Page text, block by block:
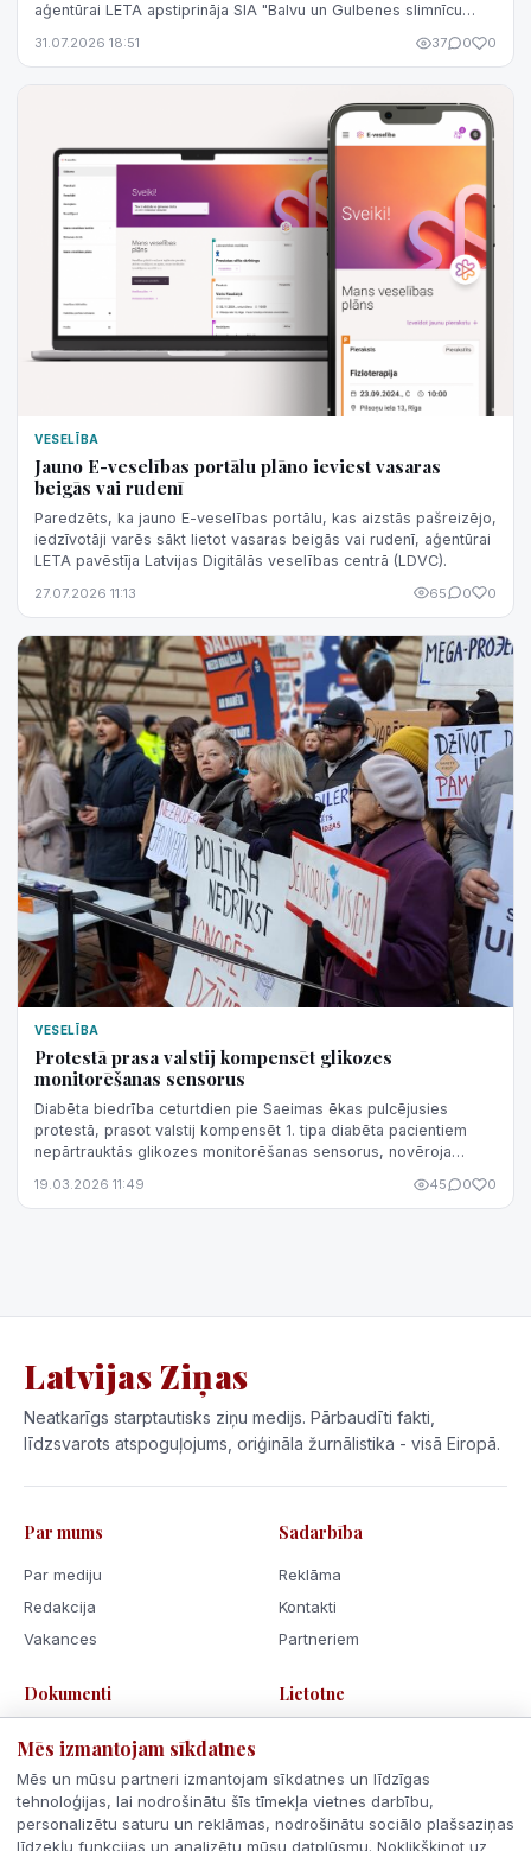
aģentūrai LETA apstiprināja SIA "Balvu un Gulbenes slimnīcu
31.07.2026 18:51 37 0 0
VESELĪBA
Jauno E-veselības portālu plāno ieviest vasaras
beigās vai rudenī
Paredzēts, ka jauno E-veselības portālu, kas aizstās pašreizējo,
iedzīvotāji varēs sākt lietot vasaras beigās vai rudenī, aģentūrai
LETA pavēstīja Latvijas Digitālās veselības centrā (LDVC).
27.07.2026 11:13 65 0 0
VESELĪBA
Protestā prasa valstij kompensēt glikozes
monitorēšanas sensorus
Diabēta biedrība ceturtdien pie Saeimas ēkas pulcējusies
protestā, prasot valstij kompensēt 1. tipa diabēta pacientiem
nepārtrauktās glikozes monitorēšanas sensorus, novēroja
19.03.2026 11:49 45 0 0
Latvijas Ziņas
Neatkarīgs starptautisks ziņu medijs. Pārbaudīti fakti,
līdzsvarots atspoguļojums, oriģināla žurnālistika - visā Eiropā.
Par mums
Par mediju
Redakcija
Vakances
Sadarbība
Reklāma
Kontakti
Partneriem
Dokumenti
Lietošanas noteikumi
Sīkdatnes
Rīcības kodekss
Lietotne
Mēs izmantojam sīkdatnes
Mēs un mūsu partneri izmantojam sīkdatnes un līdzīgas
tehnoloģijas, lai nodrošinātu šīs tīmekļa vietnes darbību,
personalizētu saturu un reklāmas, nodrošinātu sociālo plašsaziņas
līdzekļu funkcijas un analizētu mūsu datplūsmu. Noklikšķinot uz